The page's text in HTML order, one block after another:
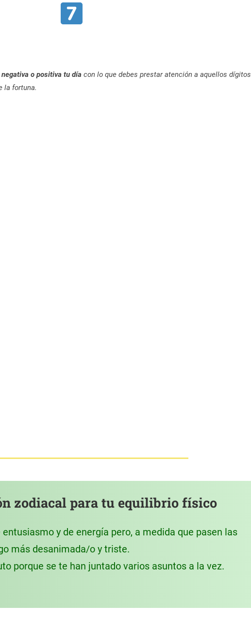
o positiva tu día con lo que debes prestar atención a aquellos dígitos
la fortuna.
zodiacal para tu equilibrio físico
y de energía pero, a medida que pasen las
más desanimada/o y triste.
porque se te han juntado varios asuntos a la vez.